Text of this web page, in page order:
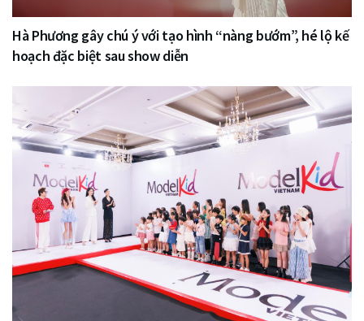
Hà Phương gây chú ý với tạo hình “nàng bướm”, hé lộ kế
hoạch đặc biệt sau show diễn